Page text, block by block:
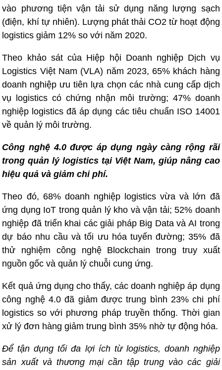
vào phương tiện vận tải sử dụng năng lượng sạch
(điện, khí tự nhiên). Lượng phát thải CO2 từ hoạt động
logistics giảm 12% so với năm 2020.
Theo khảo sát của Hiệp hội Doanh nghiệp Dịch vụ
Logistics Việt Nam (VLA) năm 2023, 65% khách hàng
doanh nghiệp ưu tiên lựa chọn các nhà cung cấp dịch
vụ logistics có chứng nhận môi trường; 47% doanh
nghiệp logistics đã áp dụng các tiêu chuẩn ISO 14001
về quản lý môi trường.
Công nghệ 4.0 được áp dụng ngày càng rộng rãi
trong quản lý logistics tại Việt Nam, giúp nâng cao
hiệu quả và giảm chi phí.
Theo đó, 68% doanh nghiệp logistics vừa và lớn đã
ứng dụng IoT trong quản lý kho và vận tải; 52% doanh
nghiệp đã triển khai các giải pháp Big Data và AI trong
dự báo nhu cầu và tối ưu hóa tuyến đường; 35% đã
thử nghiệm công nghệ Blockchain trong truy xuất
nguồn gốc và quản lý chuỗi cung ứng.
Kết quả ứng dụng cho thấy, các doanh nghiệp áp dụng
công nghệ 4.0 đã giảm được trung bình 23% chi phí
logistics so với phương pháp truyền thống. Thời gian
xử lý đơn hàng giảm trung bình 35% nhờ tự động hóa.
Để tận dụng tối đa lợi ích từ logistics, doanh nghiệp
sản xuất và thương mại cần tập trung vào các giải